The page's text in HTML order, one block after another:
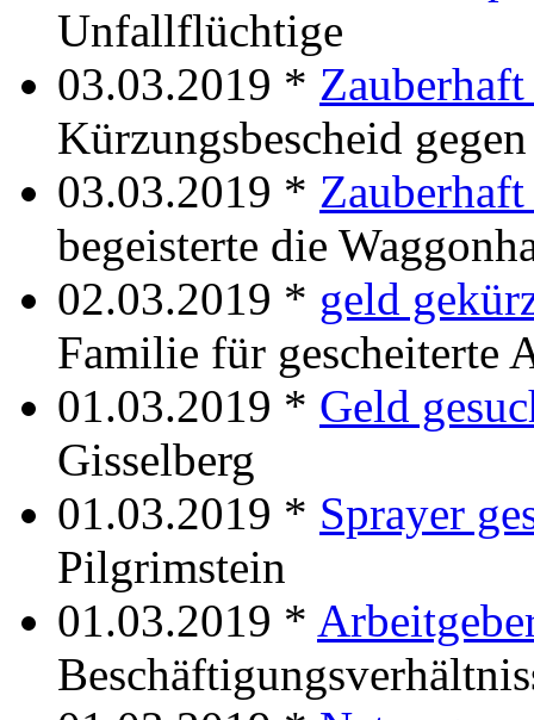
Unfallflüchtige
03.03.2019 *
Kürzungsbescheid
03.03.2019 *
begeisterte die
02.03.2019 * geld
Familie für gescheiterte
01.03.2019 * Geld
Gisselberg
01.03.2019 * Sprayer
Pilgrimstein
01.03.2019 *